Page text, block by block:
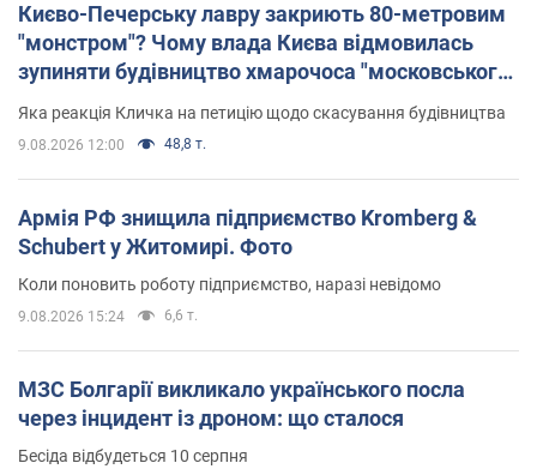
Києво-Печерську лавру закриють 80-метровим
"монстром"? Чому влада Києва відмовилась
зупиняти будівництво хмарочоса "московського
вірянина"
Яка реакція Кличка на петицію щодо скасування будівництва
9.08.2026 12:00 48,8 т.
Армія РФ знищила підприємство Kromberg &
Schubert у Житомирі. Фото
Коли поновить роботу підприємство, наразі невідомо
9.08.2026 15:24 6,6 т.
МЗС Болгарії викликало українського посла
через інцидент із дроном: що сталося
Бесіда відбудеться 10 серпня